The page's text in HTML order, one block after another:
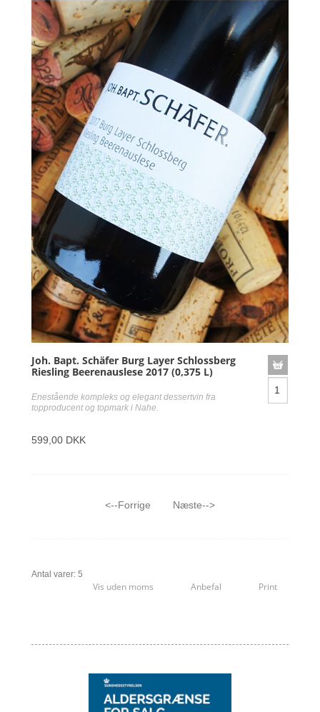
Joh. Bapt. Schäfer Burg Layer Schlossberg
Riesling Beerenauslese 2017 (0,375 L)
Enestående kompleks og elegant dessertvin fra
topproducent og topmark i Nahe.
599,00 DKK
<--Forrige Næste-->
Antal varer: 5
Vis uden moms Anbefal Print